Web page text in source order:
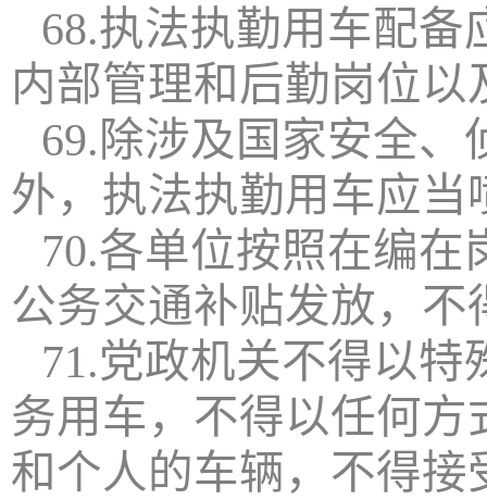
68.执法执勤用车配
内部管理和后勤岗位
69.除涉及国家安全
外，执法执勤用车应
70.各单位按照在编
公务交通补贴发放，
71.党政机关不得以
务用车，不得以任何
和个人的车辆，不得